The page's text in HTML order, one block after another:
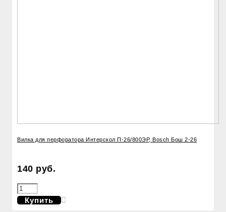
Вилка для перфоратора Интерскол П-26/800ЭР, Bosch Бош 2-26
140 руб.
Купить